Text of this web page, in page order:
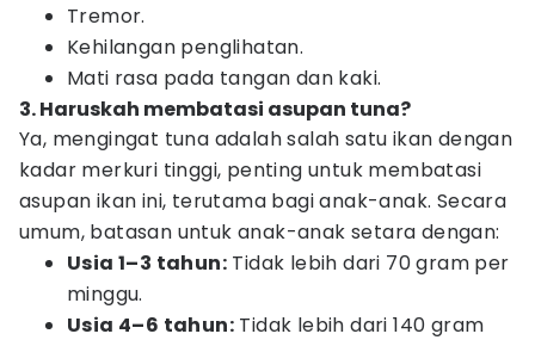
Tremor.
Kehilangan penglihatan.
Mati rasa pada tangan dan kaki.
3. Haruskah membatasi asupan tuna?
Ya, mengingat tuna adalah salah satu ikan dengan
kadar merkuri tinggi, penting untuk membatasi
asupan ikan ini, terutama bagi anak-anak. Secara
umum, batasan untuk anak-anak setara dengan:
Usia 1–3 tahun: Tidak lebih dari 70 gram per
minggu.
Usia 4–6 tahun: Tidak lebih dari 140 gram